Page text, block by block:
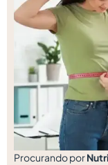
Procurando por